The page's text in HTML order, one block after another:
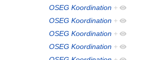
OSEG Koordination +
OSEG Koordination +
OSEG Koordination +
OSEG Koordination +